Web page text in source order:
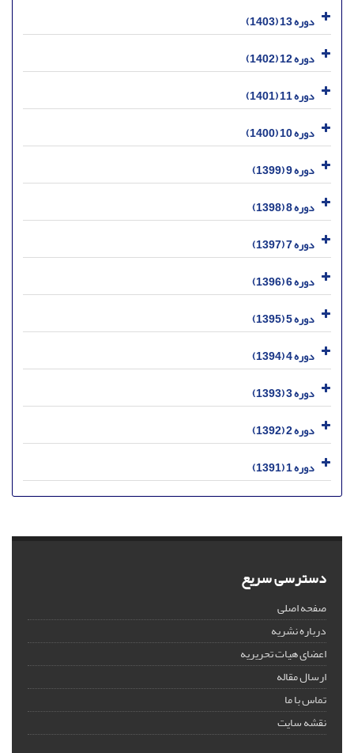
دوره 13 (1403)
دوره 12 (1402)
دوره 11 (1401)
دوره 10 (1400)
دوره 9 (1399)
دوره 8 (1398)
دوره 7 (1397)
دوره 6 (1396)
دوره 5 (1395)
دوره 4 (1394)
دوره 3 (1393)
دوره 2 (1392)
دوره 1 (1391)
دسترسی سریع
صفحه اصلی
درباره نشریه
اعضای هیات تحریریه
ارسال مقاله
تماس با ما
نقشه سایت